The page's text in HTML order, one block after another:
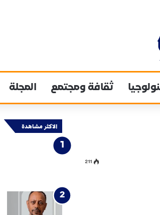
ثقافة ومجتمع المجلة
211
الاكثر مشاهدة